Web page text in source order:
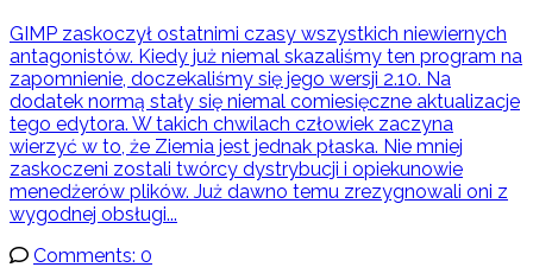
GIMP zaskoczył ostatnimi czasy wszystkich niewiernych
antagonistów. Kiedy już niemal skazaliśmy ten program na
zapomnienie, doczekaliśmy się jego wersji 2.10. Na
dodatek normą stały się niemal comiesięczne aktualizacje
tego edytora. W takich chwilach człowiek zaczyna
wierzyć w to, że Ziemia jest jednak płaska. Nie mniej
zaskoczeni zostali twórcy dystrybucji i opiekunowie
menedżerów plików. Już dawno temu zrezygnowali oni z
wygodnej obsługi...
Comments: 0